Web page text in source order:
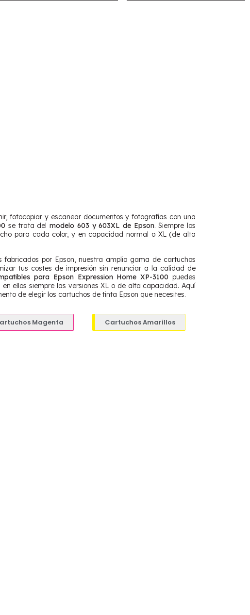
fotocopiar y escanear documentos y fotografías con una
se trata delmodelo 603 y 603XL de Epson. Siempre los
para cada color, y en capacidad normal o XL (de alta
fabricados por Epson, nuestra amplia gama de cartuchos
tus costes de impresión sin renunciar a la calidad de
para Epson Expression Home XP-3100 puedes
ellos siempre las versiones XL o de alta capacidad. Aquí
de elegir los cartuchos de tinta Epson que necesites.
Magenta Cartuchos Amarillos